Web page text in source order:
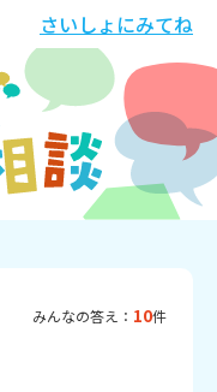
さいしょにみてね
みんなの答え： 10件